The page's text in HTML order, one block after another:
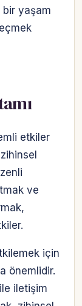
bir yaşam
etkiler
ve
için
önemlidir.
iletişim